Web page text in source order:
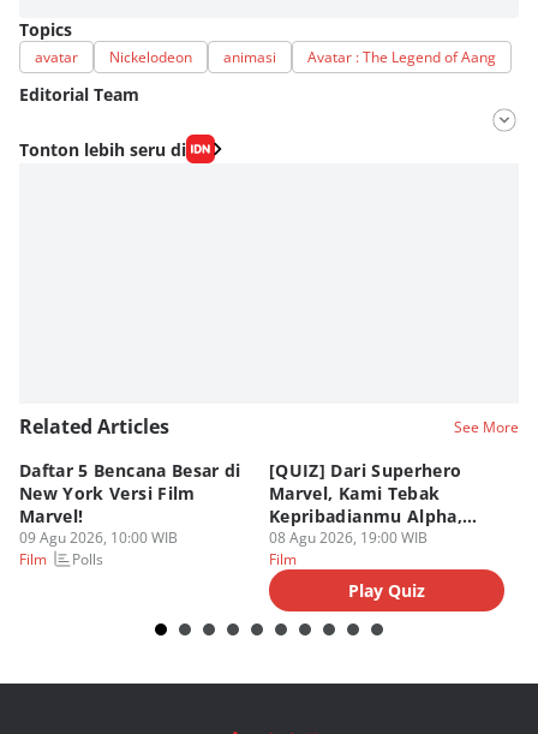
Topics
avatar Nickelodeon animasi Avatar : The Legend of Aang
Editorial Team
Editor
Tonton lebih seru di
Related Articles See More
Daftar 5 Bencana Besar di
New York Versi Film
Marvel!
09 Agu 2026, 10:00 WIB
Film
Polls
[QUIZ] Dari Superhero
Marvel, Kami Tebak
Kepribadianmu Alpha,
Beta, atau Omega
08 Agu 2026, 19:00 WIB
Film
Play Quiz